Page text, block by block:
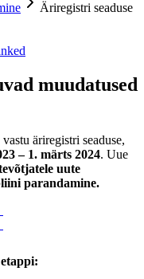
Äriregistri seaduse
muudatused
äriregistri seaduse,
– 1. märts 2024. Uue
uute
parandamine.